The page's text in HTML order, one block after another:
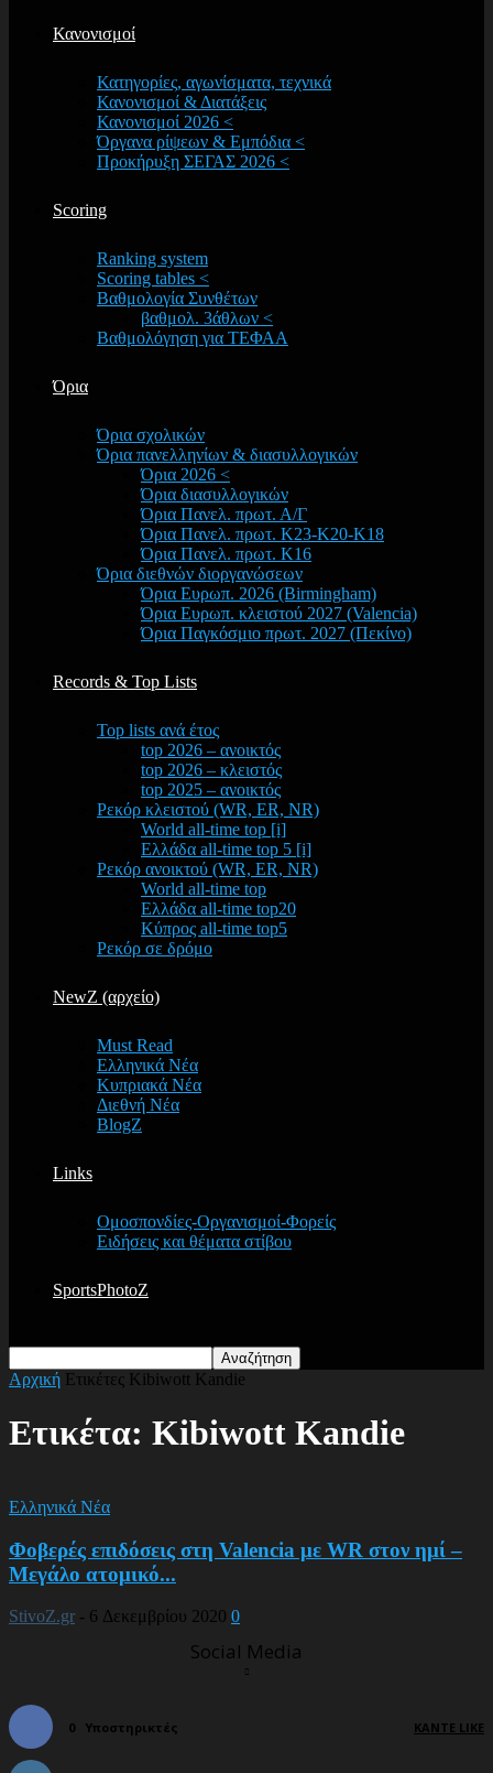
Κανονισμοί
Κατηγορίες, αγωνίσματα, τεχνικά
Κανονισμοί & Διατάξεις
Κανονισμοί 2026 <
Όργανα ρίψεων & Εμπόδια <
Προκήρυξη ΣΕΓΑΣ 2026 <
Scoring
Ranking system
Scoring tables <
Βαθμολογία Συνθέτων
βαθμολ. 3άθλων <
Βαθμολόγηση για ΤΕΦΑΑ
Όρια
Όρια σχολικών
Όρια πανελληνίων & διασυλλογικών
Όρια 2026 <
Όρια διασυλλογικών
Όρια Πανελ. πρωτ. Α/Γ
Όρια Πανελ. πρωτ. Κ23-Κ20-Κ18
Όρια Πανελ. πρωτ. Κ16
Όρια διεθνών διοργανώσεων
Όρια Ευρωπ. 2026 (Birmingham)
Όρια Ευρωπ. κλειστού 2027 (Valencia)
Όρια Παγκόσμιο πρωτ. 2027 (Πεκίνο)
Records & Top Lists
Top lists ανά έτος
top 2026 – ανοικτός
top 2026 – κλειστός
top 2025 – ανοικτός
Ρεκόρ κλειστού (WR, ER, NR)
World all-time top [i]
Ελλάδα all-time top 5 [i]
Ρεκόρ ανοικτού (WR, ER, NR)
World all-time top
Ελλάδα all-time top20
Κύπρος all-time top5
Ρεκόρ σε δρόμο
NewZ (αρχείο)
Must Read
Ελληνικά Νέα
Κυπριακά Νέα
Διεθνή Νέα
BlogZ
Links
Ομοσπονδίες-Οργανισμοί-Φορείς
Ειδήσεις και θέματα στίβου
SportsPhotoZ
Αρχική Ετικέτες Kibiwott Kandie
Ετικέτα: Kibiwott Kandie
Ελληνικά Νέα
Φοβερές επιδόσεις στη Valencia με WR στον ημί –
Μεγάλο ατομικό...
StivoZ.gr - 6 Δεκεμβρίου 2020 0
Social Media
0 Υποστηρικτές ΚΆΝΤΕ LIKE